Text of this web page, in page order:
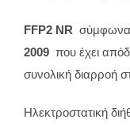
FFP2 NR σύμφωνα
2009 που έχει
συνολική διαρροή
Ηλεκτροστατική